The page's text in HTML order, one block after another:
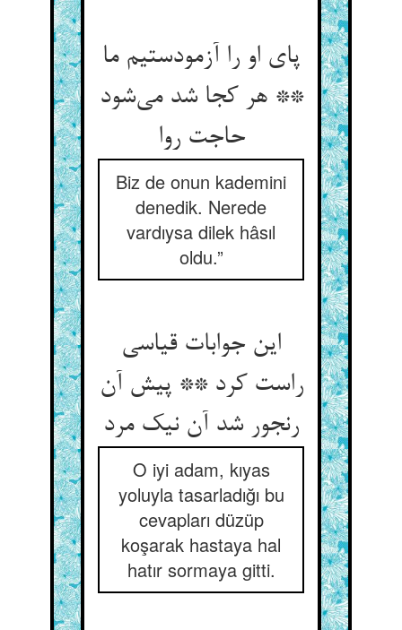
پای او را آزمودستیم ما
** هر کجا شد می‌‌شود
حاجت روا
Biz de onun kademini
denedik. Nerede
vardıysa dilek hâsıl
oldu.”
این جوابات قیاسی
راست کرد ** پیش آن
رنجور شد آن نیک مرد
O iyi adam, kıyas
yoluyla tasarladığı bu
cevapları düzüp
koşarak hastaya hal
hatır sormaya gitti.